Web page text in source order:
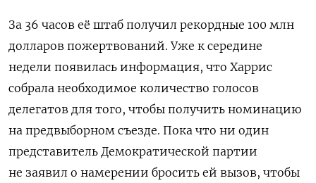
За 36 часов её штаб получил рекордные 100 млн
долларов пожертвований. Уже к середине
недели появилась информация, что Харрис
собрала необходимое количество голосов
делегатов для того, чтобы получить номинацию
на предвыборном съезде. Пока что ни один
представитель Демократической партии
не заявил о намерении бросить ей вызов, чтобы